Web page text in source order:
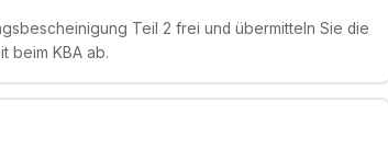
Teil 2 frei und übermitteln Sie die
beim KBA ab.